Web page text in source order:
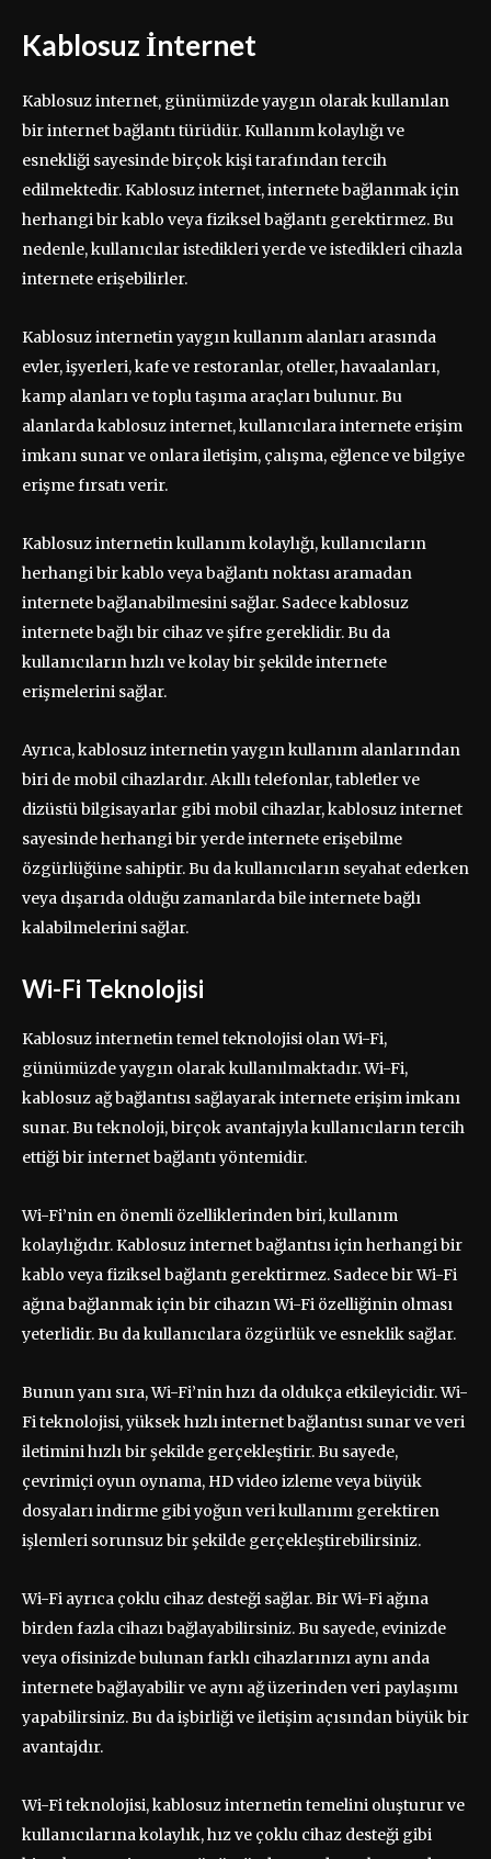
Kablosuz İnternet
Kablosuz internet, günümüzde yaygın olarak kullanılan
bir internet bağlantı türüdür. Kullanım kolaylığı ve
esnekliği sayesinde birçok kişi tarafından tercih
edilmektedir. Kablosuz internet, internete bağlanmak için
herhangi bir kablo veya fiziksel bağlantı gerektirmez. Bu
nedenle, kullanıcılar istedikleri yerde ve istedikleri cihazla
internete erişebilirler.
Kablosuz internetin yaygın kullanım alanları arasında
evler, işyerleri, kafe ve restoranlar, oteller, havaalanları,
kamp alanları ve toplu taşıma araçları bulunur. Bu
alanlarda kablosuz internet, kullanıcılara internete erişim
imkanı sunar ve onlara iletişim, çalışma, eğlence ve bilgiye
erişme fırsatı verir.
Kablosuz internetin kullanım kolaylığı, kullanıcıların
herhangi bir kablo veya bağlantı noktası aramadan
internete bağlanabilmesini sağlar. Sadece kablosuz
internete bağlı bir cihaz ve şifre gereklidir. Bu da
kullanıcıların hızlı ve kolay bir şekilde internete
erişmelerini sağlar.
Ayrıca, kablosuz internetin yaygın kullanım alanlarından
biri de mobil cihazlardır. Akıllı telefonlar, tabletler ve
dizüstü bilgisayarlar gibi mobil cihazlar, kablosuz internet
sayesinde herhangi bir yerde internete erişebilme
özgürlüğüne sahiptir. Bu da kullanıcıların seyahat ederken
veya dışarıda olduğu zamanlarda bile internete bağlı
kalabilmelerini sağlar.
Wi-Fi Teknolojisi
Kablosuz internetin temel teknolojisi olan Wi-Fi,
günümüzde yaygın olarak kullanılmaktadır. Wi-Fi,
kablosuz ağ bağlantısı sağlayarak internete erişim imkanı
sunar. Bu teknoloji, birçok avantajıyla kullanıcıların tercih
ettiği bir internet bağlantı yöntemidir.
Wi-Fi’nin en önemli özelliklerinden biri, kullanım
kolaylığıdır. Kablosuz internet bağlantısı için herhangi bir
kablo veya fiziksel bağlantı gerektirmez. Sadece bir Wi-Fi
ağına bağlanmak için bir cihazın Wi-Fi özelliğinin olması
yeterlidir. Bu da kullanıcılara özgürlük ve esneklik sağlar.
Bunun yanı sıra, Wi-Fi’nin hızı da oldukça etkileyicidir. Wi-
Fi teknolojisi, yüksek hızlı internet bağlantısı sunar ve veri
iletimini hızlı bir şekilde gerçekleştirir. Bu sayede,
çevrimiçi oyun oynama, HD video izleme veya büyük
dosyaları indirme gibi yoğun veri kullanımı gerektiren
işlemleri sorunsuz bir şekilde gerçekleştirebilirsiniz.
Wi-Fi ayrıca çoklu cihaz desteği sağlar. Bir Wi-Fi ağına
birden fazla cihazı bağlayabilirsiniz. Bu sayede, evinizde
veya ofisinizde bulunan farklı cihazlarınızı aynı anda
internete bağlayabilir ve aynı ağ üzerinden veri paylaşımı
yapabilirsiniz. Bu da işbirliği ve iletişim açısından büyük bir
avantajdır.
Wi-Fi teknolojisi, kablosuz internetin temelini oluşturur ve
kullanıcılarına kolaylık, hız ve çoklu cihaz desteği gibi